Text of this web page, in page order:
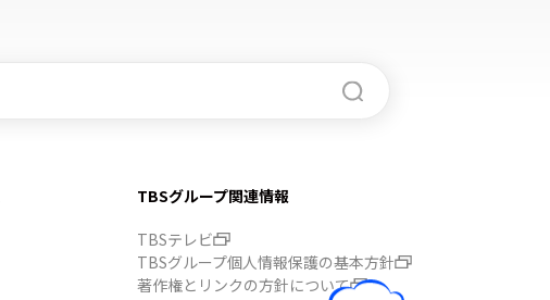
TBSグループ関連情報
TBSテレビ
TBSグループ個人情報保護の基本方針
著作権とリンクの方針について